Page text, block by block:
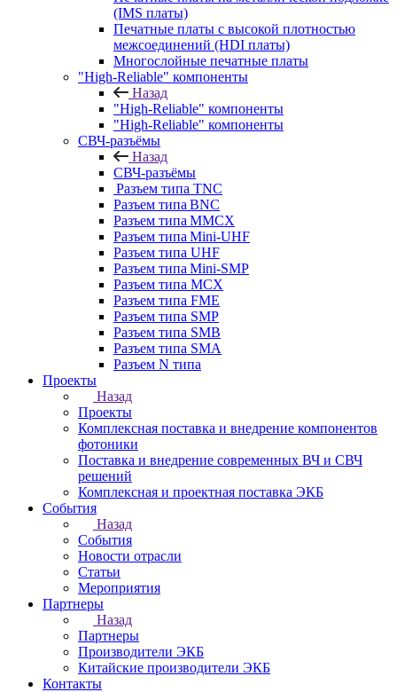
(IMS платы)
Печатные платы с высокой плотностью
межсоединений (HDI платы)
Многослойные печатные платы
"High-Reliable" компоненты
Назад
"High-Reliable" компоненты
"High-Reliable" компоненты
СВЧ-разъёмы
Назад
СВЧ-разъёмы
Разъем типа TNC
Разъем типа BNC
Разъем типа MMCX
Разъем типа Mini-UHF
Разъем типа UHF
Разъем типа Mini-SMP
Разъем типа MCX
Разъем типа FME
Разъем типа SMP
Разъем типа SMB
Разъем типа SMA
Разъем N типа
Проекты
Назад
Проекты
Комплексная поставка и внедрение компонентов
фотоники
Поставка и внедрение современных ВЧ и СВЧ
решений
Комплексная и проектная поставка ЭКБ
События
Назад
События
Новости отрасли
Статьи
Мероприятия
Партнеры
Назад
Партнеры
Производители ЭКБ
Китайские производители ЭКБ
Контакты